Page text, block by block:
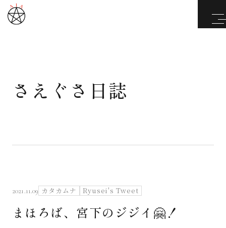
武道と医道
さえぐさ日誌
映像庫
さえぐさ日誌
2021.11.09 カタカムナ Ryusei's Tweet
まほろば、宮下のジジイ🤗！